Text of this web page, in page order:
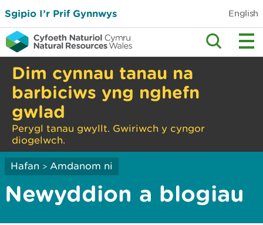
Sgipio I’r Prif Gynnwys English
Dim cynnau tanau na
barbiciws yng nghefn
gwlad
Perygl tanau gwyllt. Gwiriwch y cyngor
diogelwch.
Hafan > Amdanom ni
Newyddion a blogiau